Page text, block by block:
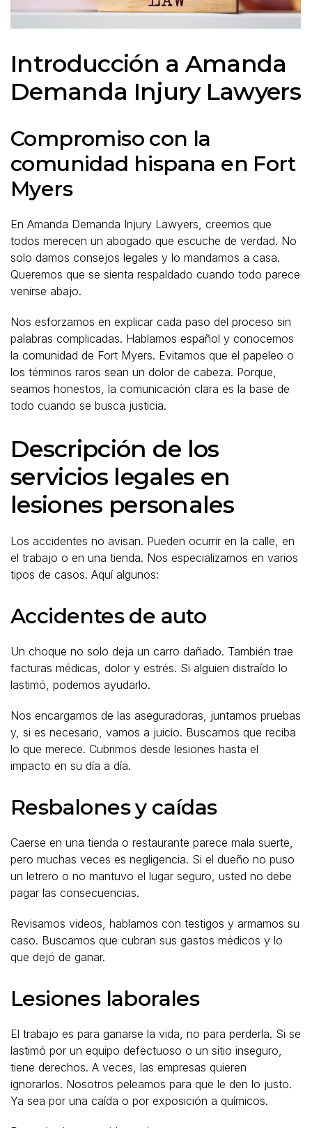
Introducción a Amanda
Demanda Injury Lawyers
Compromiso con la
comunidad hispana en Fort
Myers
En Amanda Demanda Injury Lawyers, creemos que
todos merecen un abogado que escuche de verdad. No
solo damos consejos legales y lo mandamos a casa.
Queremos que se sienta respaldado cuando todo parece
venirse abajo.
Nos esforzamos en explicar cada paso del proceso sin
palabras complicadas. Hablamos español y conocemos
la comunidad de Fort Myers. Evitamos que el papeleo o
los términos raros sean un dolor de cabeza. Porque,
seamos honestos, la comunicación clara es la base de
todo cuando se busca justicia.
Descripción de los
servicios legales en
lesiones personales
Los accidentes no avisan. Pueden ocurrir en la calle, en
el trabajo o en una tienda. Nos especializamos en varios
tipos de casos. Aquí algunos:
Accidentes de auto
Un choque no solo deja un carro dañado. También trae
facturas médicas, dolor y estrés. Si alguien distraído lo
lastimó, podemos ayudarlo.
Nos encargamos de las aseguradoras, juntamos pruebas
y, si es necesario, vamos a juicio. Buscamos que reciba
lo que merece. Cubrimos desde lesiones hasta el
impacto en su día a día.
Resbalones y caídas
Caerse en una tienda o restaurante parece mala suerte,
pero muchas veces es negligencia. Si el dueño no puso
un letrero o no mantuvo el lugar seguro, usted no debe
pagar las consecuencias.
Revisamos videos, hablamos con testigos y armamos su
caso. Buscamos que cubran sus gastos médicos y lo
que dejó de ganar.
Lesiones laborales
El trabajo es para ganarse la vida, no para perderla. Si se
lastimó por un equipo defectuoso o un sitio inseguro,
tiene derechos. A veces, las empresas quieren
ignorarlos. Nosotros peleamos para que le den lo justo.
Ya sea por una caída o por exposición a químicos.